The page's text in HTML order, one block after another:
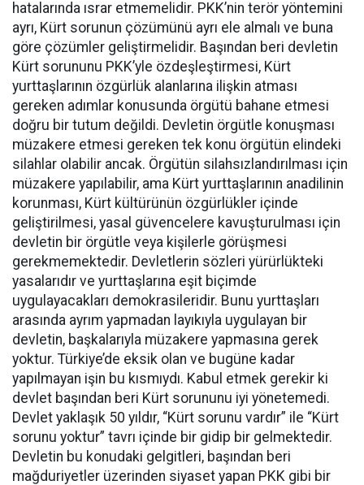
hatalarında ısrar etmemelidir. PKK’nin terör yöntemini
ayrı, Kürt sorunun çözümünü ayrı ele almalı ve buna
göre çözümler geliştirmelidir. Başından beri devletin
Kürt sorununu PKK’yle özdeşleştirmesi, Kürt
yurttaşlarının özgürlük alanlarına ilişkin atması
gereken adımlar konusunda örgütü bahane etmesi
doğru bir tutum değildi. Devletin örgütle konuşması
müzakere etmesi gereken tek konu örgütün elindeki
silahlar olabilir ancak. Örgütün silahsızlandırılması için
müzakere yapılabilir, ama Kürt yurttaşlarının anadilinin
korunması, Kürt kültürünün özgürlükler içinde
geliştirilmesi, yasal güvencelere kavuşturulması için
devletin bir örgütle veya kişilerle görüşmesi
gerekmemektedir. Devletlerin sözleri yürürlükteki
yasalarıdır ve yurttaşlarına eşit biçimde
uygulayacakları demokrasileridir. Bunu yurttaşları
arasında ayrım yapmadan layıkıyla uygulayan bir
devletin, başkalarıyla müzakere yapmasına gerek
yoktur. Türkiye’de eksik olan ve bugüne kadar
yapılmayan işin bu kısmıydı. Kabul etmek gerekir ki
devlet başından beri Kürt sorununu iyi yönetemedi.
Devlet yaklaşık 50 yıldır, “Kürt sorunu vardır” ile “Kürt
sorunu yoktur” tavrı içinde bir gidip bir gelmektedir.
Devletin bu konudaki gelgitleri, başından beri
mağduriyetler üzerinden siyaset yapan PKK gibi bir